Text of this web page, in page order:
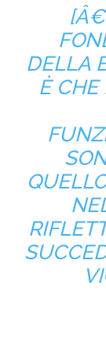
DELLA
È CHE